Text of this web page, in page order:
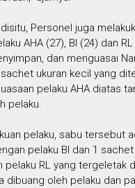
Personel juga
AHA (27), BI (24) dan
dan menguasai
ukuran kecil yang
pelaku AHA diatas
pelaku.
pelaku, sabu tersebut
pelaku BI dan 1
pelaku RL yang tergeletak
dibuang oleh pelaku dan